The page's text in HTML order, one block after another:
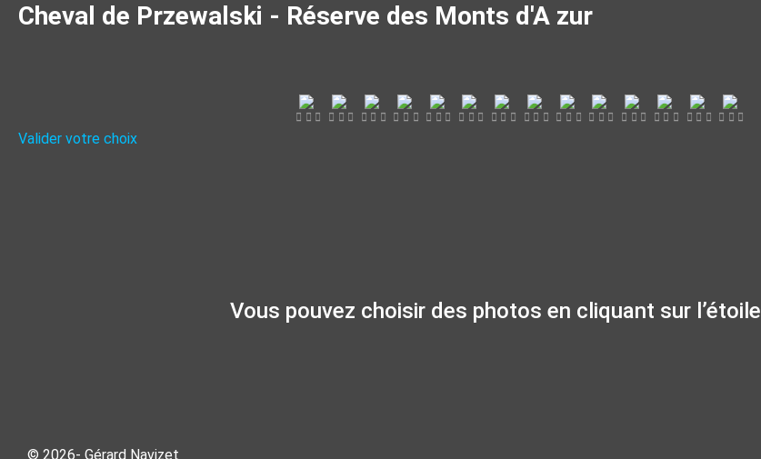
Cheval de Przewalski - Réserve des Monts d'A zur
Valider votre choix
Vous pouvez choisir des photos en cliquant sur l’étoile
© 2026- Gérard Navizet